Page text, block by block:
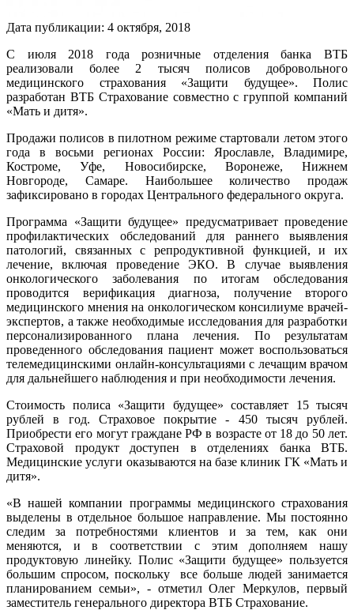
Дата публикации: 4 октября, 2018
С июля 2018 года розничные отделения банка ВТБ
реализовали более 2 тысяч полисов добровольного
медицинского страхования «Защити будущее». Полис
разработан ВТБ Страхование совместно с группой компаний
«Мать и дитя».
Продажи полисов в пилотном режиме стартовали летом этого
года в восьми регионах России: Ярославле, Владимире,
Костроме, Уфе, Новосибирске, Воронеже, Нижнем
Новгороде, Самаре. Наибольшее количество продаж
зафиксировано в городах Центрального федерального округа.
Программа «Защити будущее» предусматривает проведение
профилактических обследований для раннего выявления
патологий, связанных с репродуктивной функцией, и их
лечение, включая проведение ЭКО. В случае выявления
онкологического заболевания по итогам обследования
проводится верификация диагноза, получение второго
медицинского мнения на онкологическом консилиуме врачей-
экспертов, а также необходимые исследования для разработки
персонализированного плана лечения. По результатам
проведенного обследования пациент может воспользоваться
телемедицинскими онлайн-консультациями с лечащим врачом
для дальнейшего наблюдения и при необходимости лечения.
Стоимость полиса «Защити будущее» составляет 15 тысяч
рублей в год. Страховое покрытие - 450 тысяч рублей.
Приобрести его могут граждане РФ в возрасте от 18 до 50 лет.
Страховой продукт доступен в отделениях банка ВТБ.
Медицинские услуги оказываются на базе клиник ГК «Мать и
дитя».
«В нашей компании программы медицинского страхования
выделены в отдельное большое направление. Мы постоянно
следим за потребностями клиентов и за тем, как они
меняются, и в соответствии с этим дополняем нашу
продуктовую линейку. Полис «Защити будущее» пользуется
большим спросом, поскольку все больше людей занимается
планированием семьи», - отметил Олег Меркулов, первый
заместитель генерального директора ВТБ Страхование.